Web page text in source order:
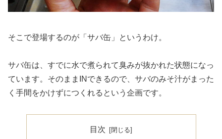
そこで登場するのが「サバ缶」というわけ。
サバ缶は、すでに水で煮られて臭みが抜かれた状態になっ
ています。そのままINできるので、サバのみそ汁がまった
く手間をかけずにつくれるという企画です。
目次